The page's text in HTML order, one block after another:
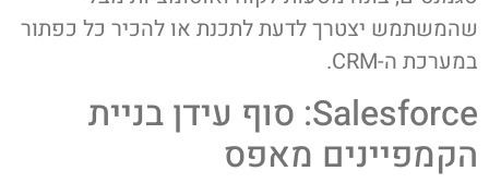
שהמשתמש יצטרך לדעת לתכנת או להכיר כל כפתור
במערכת ה-CRM.
Salesforce: סוף עידן בניית
הקמפיינים מאפס